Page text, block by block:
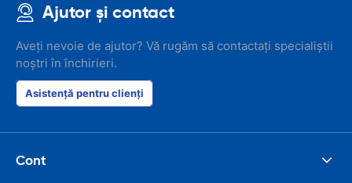
Ajutor și contact
Aveți nevoie de ajutor? Vă rugăm să contactați specialiștii
noștri în închirieri.
Asistență pentru clienți
Cont